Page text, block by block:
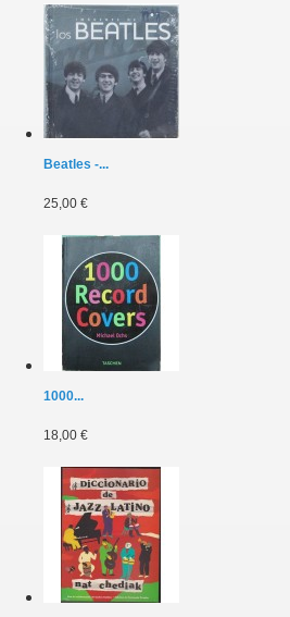
Beatles -...
25,00 €
1000...
18,00 €